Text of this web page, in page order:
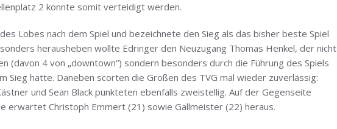
2 konnte somit verteidigt werden.
Lobes nach dem Spiel und bezeichnete den Sieg als das bisher beste Spiel
herausheben wollte Edringer den Neuzugang Thomas Henkel, der nicht
(davon 4 von „downtown“) sondern besonders durch die Führung des Spiels
Sieg hatte. Daneben scorten die Großen des TVG mal wieder zuverlässig:
und Sean Black punkteten ebenfalls zweistellig. Auf der Gegenseite
erwartet Christoph Emmert (21) sowie Gallmeister (22) heraus.